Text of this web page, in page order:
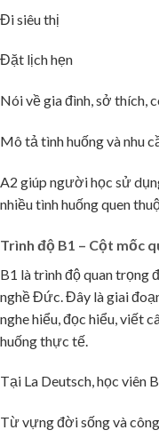
Đi siêu thị
Đặt lịch hẹn
Nói về gia đình, sở thích,
Mô tả tình huống và nhu
A2 giúp người học sử
nhiều tình huống quen
Trình độ B1 – Cột mốc
B1 là trình độ quan trọng
nghề Đức. Đây là giai
nghe hiểu, đọc hiểu, viết
huống thực tế.
Tại La Deutsch, học viên
Từ vựng đời sống và